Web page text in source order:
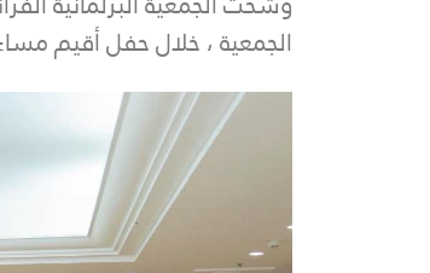
الجمعية ، خلال حفل أقيم